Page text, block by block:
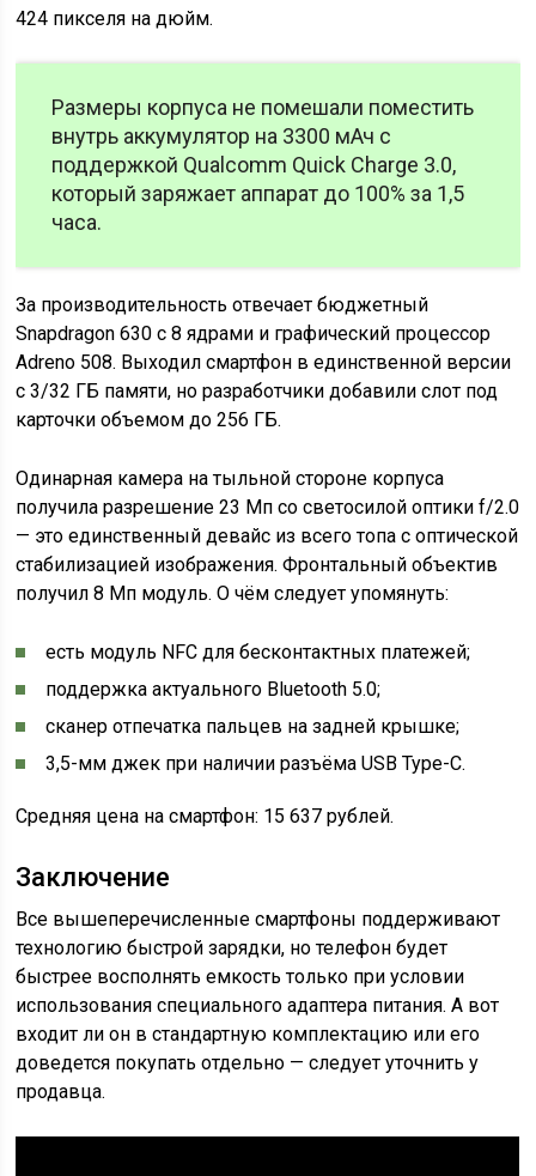
424 пикселя на дюйм.
Размеры корпуса не помешали поместить
внутрь аккумулятор на 3300 мАч с
поддержкой Qualcomm Quick Charge 3.0,
который заряжает аппарат до 100% за 1,5
часа.
За производительность отвечает бюджетный
Snapdragon 630 с 8 ядрами и графический процессор
Adreno 508. Выходил смартфон в единственной версии
с 3/32 ГБ памяти, но разработчики добавили слот под
карточки объемом до 256 ГБ.
Одинарная камера на тыльной стороне корпуса
получила разрешение 23 Мп со светосилой оптики f/2.0
— это единственный девайс из всего топа с оптической
стабилизацией изображения. Фронтальный объектив
получил 8 Мп модуль. О чём следует упомянуть:
есть модуль NFC для бесконтактных платежей;
поддержка актуального Bluetooth 5.0;
сканер отпечатка пальцев на задней крышке;
3,5-мм джек при наличии разъёма USB Type-C.
Средняя цена на смартфон: 15 637 рублей.
Заключение
Все вышеперечисленные смартфоны поддерживают
технологию быстрой зарядки, но телефон будет
быстрее восполнять емкость только при условии
использования специального адаптера питания. А вот
входит ли он в стандартную комплектацию или его
доведется покупать отдельно — следует уточнить у
продавца.